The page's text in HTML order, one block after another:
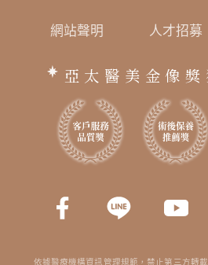
網站聲明 人才招募
亞太醫美金像
依據醫療機構資訊管理規範，禁止第三方轉